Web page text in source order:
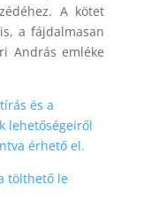
A kötet
a fájdalmasan
András emléke
és a
lehetőségeiről
érhető el.
tölthető le